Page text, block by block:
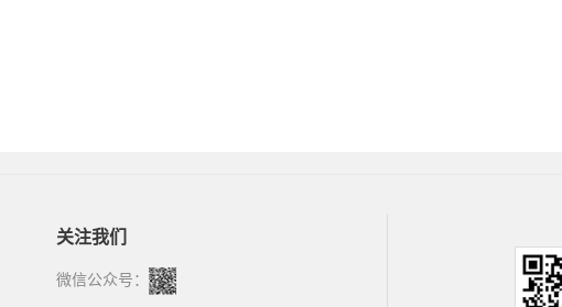
关注我们
微信公众号：